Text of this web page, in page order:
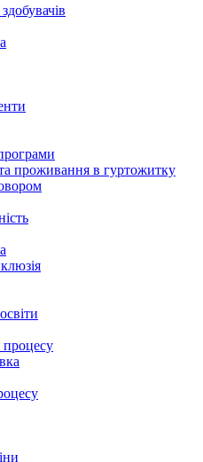
проживання в гуртожитку
процесу